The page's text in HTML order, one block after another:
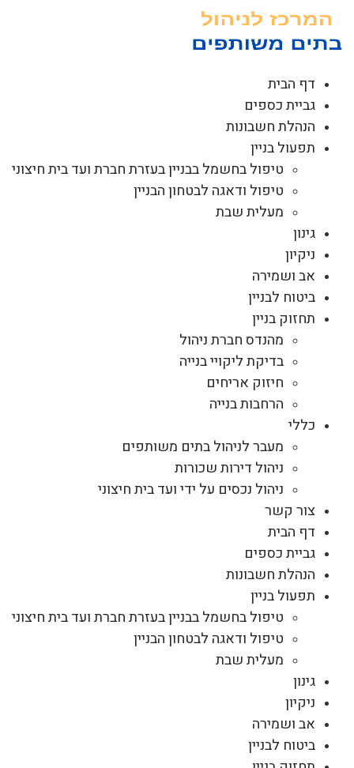
דף הבית
גביית כספים
הנהלת חשבונות
תפעול בניין
טיפול בחשמל בבניין בעזרת חברת ועד בית חיצוני
טיפול ודאגה לבטחון הבניין
מעלית שבת
גינון
ניקיון
אב ושמירה
ביטוח לבניין
תחזוק בניין
מהנדס חברת ניהול
בדיקת ליקויי בנייה
חיזוק אריחים
הרחבות בנייה
כללי
מעבר לניהול בתים משותפים
ניהול דירות שכורות
ניהול נכסים על ידי ועד בית חיצוני
צור קשר
דף הבית
גביית כספים
הנהלת חשבונות
תפעול בניין
טיפול בחשמל בבניין בעזרת חברת ועד בית חיצוני
טיפול ודאגה לבטחון הבניין
מעלית שבת
גינון
ניקיון
אב ושמירה
ביטוח לבניין